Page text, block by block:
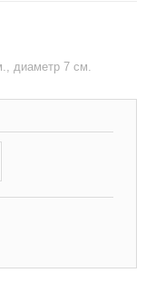
диаметр 7 см.